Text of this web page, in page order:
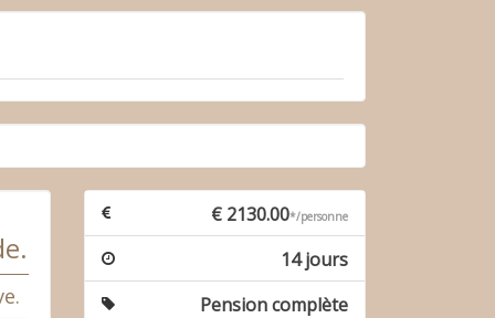
€ 2130.00*/personne
14 jours
Pension complète